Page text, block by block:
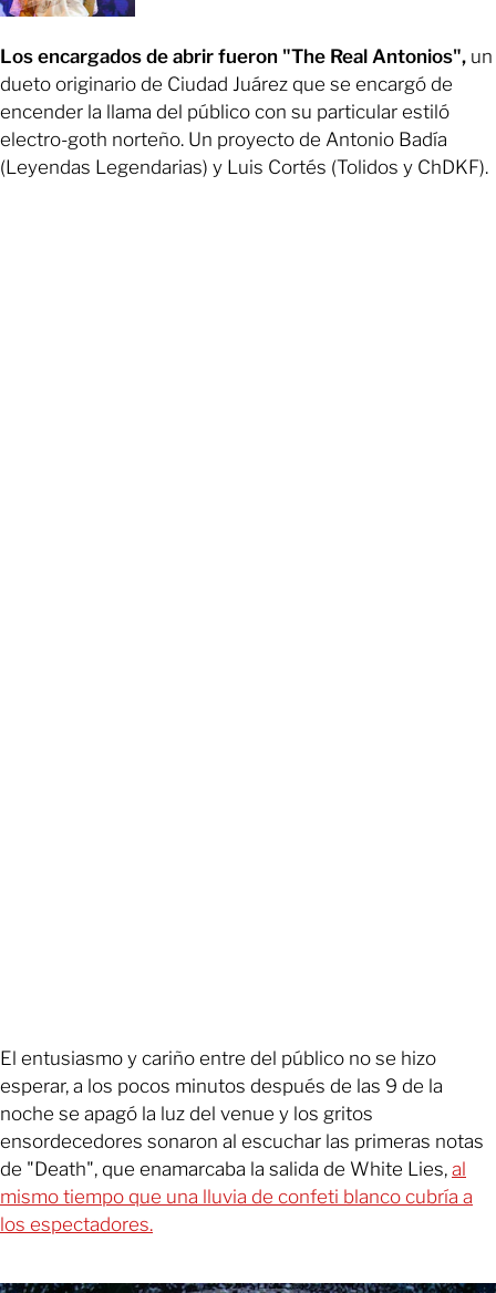
Los encargados de abrir fueron "The Real Antonios", un
dueto originario de Ciudad Juárez que se encargó de
encender la llama del público con su particular estiló
electro-goth norteño. Un proyecto de Antonio Badía
(Leyendas Legendarias) y Luis Cortés (Tolidos y ChDKF).
El entusiasmo y cariño entre del público no se hizo
esperar, a los pocos minutos después de las 9 de la
noche se apagó la luz del venue y los gritos
ensordecedores sonaron al escuchar las primeras notas
de "Death", que enamarcaba la salida de White Lies, al
mismo tiempo que una lluvia de confeti blanco cubría a
los espectadores.